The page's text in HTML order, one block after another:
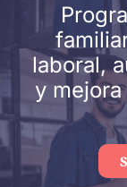
laboral,
y